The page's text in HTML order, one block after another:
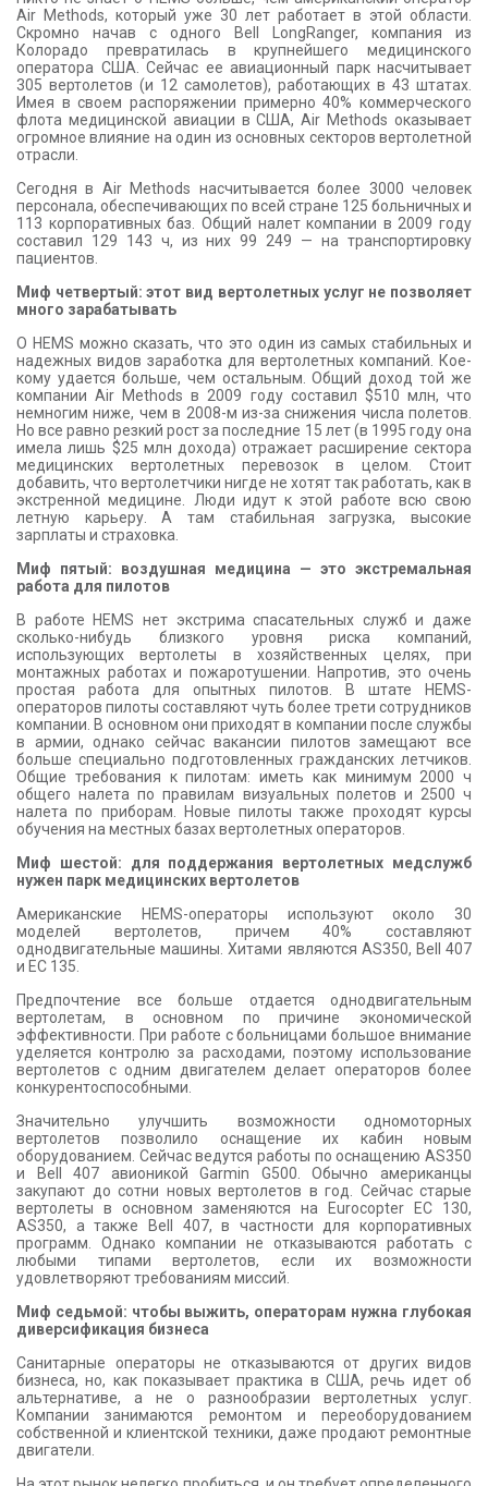
Air Methods, который уже 30 лет работает в этой области.
Скромно начав с одного Bell LongRanger, компания из
Колорадо превратилась в крупнейшего медицинского
оператора США. Сейчас ее авиационный парк насчитывает
305 вертолетов (и 12 самолетов), работающих в 43 штатах.
Имея в своем распоряжении примерно 40% коммерческого
флота медицинской авиации в США, Air Methods оказывает
огромное влияние на один из основных секторов вертолетной
отрасли.
Сегодня в Air Methods насчитывается более 3000 человек
персонала, обеспечивающих по всей стране 125 больничных и
113 корпоративных баз. Общий налет компании в 2009 году
составил 129 143 ч, из них 99 249 — на транспортировку
пациентов.
Миф четвертый: этот вид вертолетных услуг не позволяет
много зарабатывать
О HEMS можно сказать, что это один из самых стабильных и
надежных видов заработка для вертолетных компаний. Кое-
кому удается больше, чем остальным. Общий доход той же
компании Air Methods в 2009 году составил $510 млн, что
немногим ниже, чем в 2008-м из-за снижения числа полетов.
Но все равно резкий рост за последние 15 лет (в 1995 году она
имела лишь $25 млн дохода) отражает расширение сектора
медицинских вертолетных перевозок в целом. Стоит
добавить, что вертолетчики нигде не хотят так работать, как в
экстренной медицине. Люди идут к этой работе всю свою
летную карьеру. А там стабильная загрузка, высокие
зарплаты и страховка.
Миф пятый: воздушная медицина — это экстремальная
работа для пилотов
В работе HEMS нет экстрима спасательных служб и даже
сколько-нибудь близкого уровня риска компаний,
использующих вертолеты в хозяйственных целях, при
монтажных работах и пожаротушении. Напротив, это очень
простая работа для опытных пилотов. В штате HEMS-
операторов пилоты составляют чуть более трети сотрудников
компании. В основном они приходят в компании после службы
в армии, однако сейчас вакансии пилотов замещают все
больше специально подготовленных гражданских летчиков.
Общие требования к пилотам: иметь как минимум 2000 ч
общего налета по правилам визуальных полетов и 2500 ч
налета по приборам. Новые пилоты также проходят курсы
обучения на местных базах вертолетных операторов.
Миф шестой: для поддержания вертолетных медслужб
нужен парк медицинских вертолетов
Американские HEMS-операторы используют около 30
моделей вертолетов, причем 40% составляют
однодвигательные машины. Хитами являются AS350, Bell 407
и EC 135.
Предпочтение все больше отдается однодвигательным
вертолетам, в основном по причине экономической
эффективности. При работе с больницами большое внимание
уделяется контролю за расходами, поэтому использование
вертолетов с одним двигателем делает операторов более
конкурентоспособными.
Значительно улучшить возможности одномоторных
вертолетов позволило оснащение их кабин новым
оборудованием. Сейчас ведутся работы по оснащению AS350
и Bell 407 авионикой Garmin G500. Обычно американцы
закупают до сотни новых вертолетов в год. Сейчас старые
вертолеты в основном заменяются на Eurocopter EC 130,
AS350, а также Bell 407, в частности для корпоративных
программ. Однако компании не отказываются работать с
любыми типами вертолетов, если их возможности
удовлетворяют требованиям миссий.
Миф седьмой: чтобы выжить, операторам нужна глубокая
диверсификация бизнеса
Санитарные операторы не отказываются от других видов
бизнеса, но, как показывает практика в США, речь идет об
альтернативе, а не о разнообразии вертолетных услуг.
Компании занимаются ремонтом и переоборудованием
собственной и клиентской техники, даже продают ремонтные
двигатели.